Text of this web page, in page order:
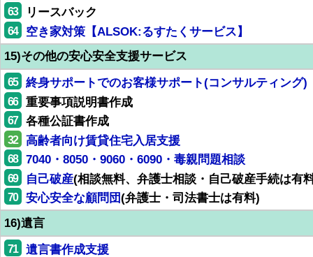
63 リースバック
64
空き家対策【ALSOK:るすたくサービス】
15)その他の安心安全支援サービス
65 終身サポートでのお客様サポート(コンサルティング)
66 重要事項説明書作成
67 各種公証書作成
32 高齢者向け賃貸住宅入居支援
68 7040・8050・9060・6090・毒親問題相談
69 自己破産(相談無料、弁護士相談・自己破産手続は有
70 安心安全な顧問団(弁護士・司法書士は有料)
16)遺言
71 遺言書作成支援